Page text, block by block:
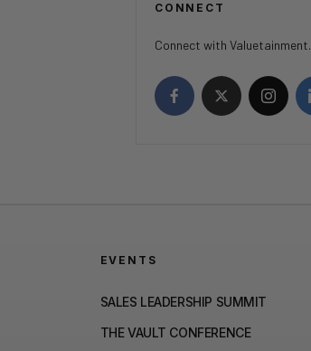
CONNECT
Connect with Valuetainment.
EVENTS
SALES LEADERSHIP SUMMIT
THE VAULT CONFERENCE